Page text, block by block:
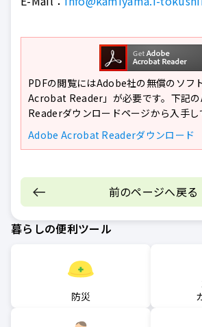
PDFの閲覧にはAdobe社の無償のソフ
Acrobat Reader」が必要です。下記
Readerダウンロードページから入手し
Adobe Acrobat Readerダウンロード
前のページへ戻る
暮らしの便利ツール
防災